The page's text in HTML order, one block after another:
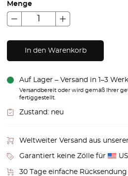
Menge
In den Warenkorb
Auf Lager – Versand in 1–3
Versandbereit oder wird gemäß Ihrer
fertiggestellt.
Zustand: neu
Weltweiter Versand aus
Garantiert keine Zölle für
30 Tage einfache